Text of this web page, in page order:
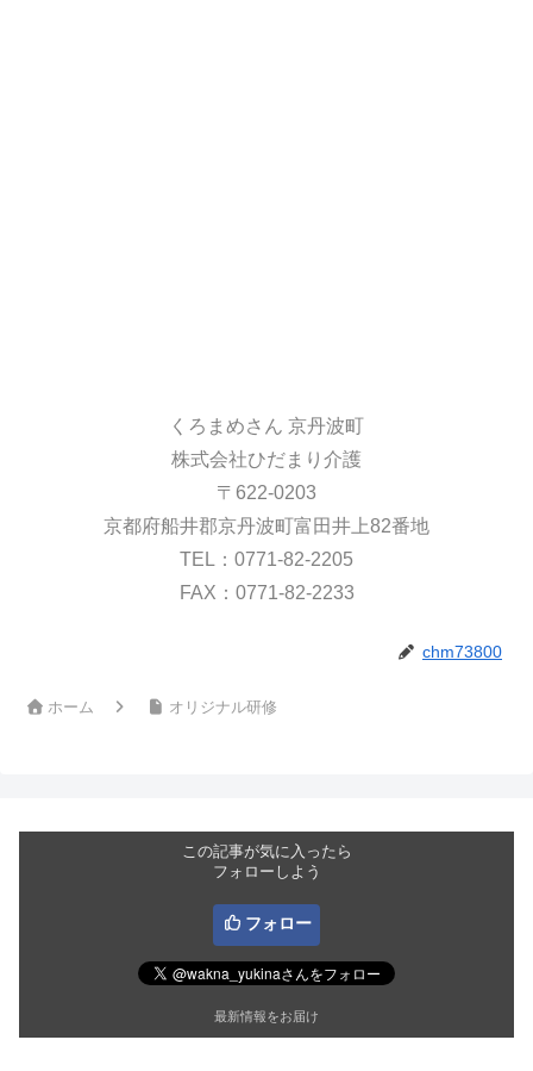
くろまめさん 京丹波町
株式会社ひだまり介護
〒622-0203
京都府船井郡京丹波町富田井上82番地
TEL：0771-82-2205
FAX：0771-82-2233
chm73800
ホーム オリジナル研修
この記事が気に入ったら
フォローしよう
フォロー
最新情報をお届け